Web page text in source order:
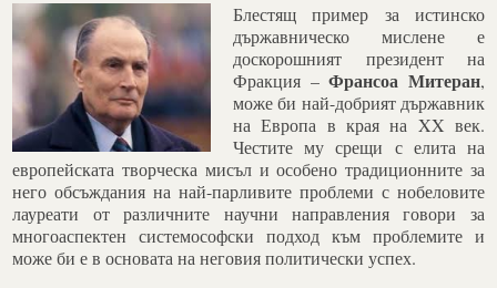
Блестящ пример за истинско
държавническо мислене е
доскорошният президент на
Фракция –Франсоа Митеран,
може би най-добрият държавник
на Европа в края на XX век.
Честите му срещи с елита на
европейската творческа мисъл и особено традиционните за
него обсъждания на най-парливите проблеми с нобеловите
лауреати от различните научни направления говори за
многоаспектен системософски подход към проблемите и
може би е в основата на неговия политически успех.